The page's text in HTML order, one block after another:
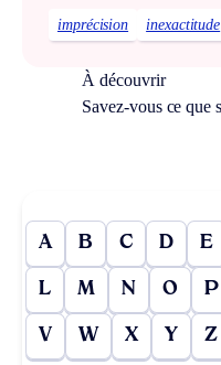
imprécision inexactitude
À découvrir
Savez-vous ce que
A B C D E
L M N O P
V W X Y Z